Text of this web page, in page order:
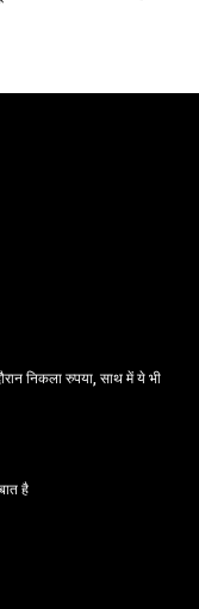
निकला रुपया, साथ में ये भी
है